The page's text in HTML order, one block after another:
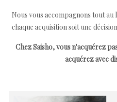
Nous vous accompagnons tout au
chaque acquisition soit une
Chez Saisho, vous n'acquérez
acquérez avec